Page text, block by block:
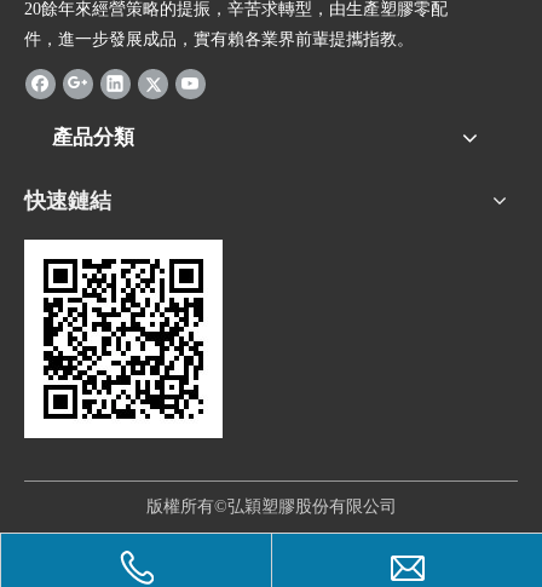
20餘年來經營策略的提振，辛苦求轉型，由生產塑膠零配
件，進一步發展成品，實有賴各業界前輩提攜指教。
產品分類
快速鏈結
版權所有©弘穎塑膠股份有限公司